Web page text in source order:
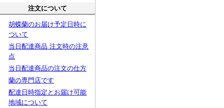
注文について
胡蝶蘭のお届け予定日時に
ついて
当日配達商品 注文時の注意
点
当日配達商品の注文の仕方
蘭の専門店です
配達日時指定とお届け可能
地域について